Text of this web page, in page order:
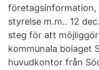
företagsinformation,
styrelse m.m.. 12
steg för att
kommunala bolaget
huvudkontor från